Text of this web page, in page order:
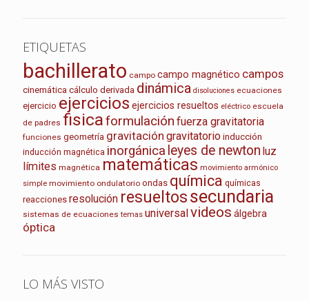
ETIQUETAS
bachillerato campo campo magnético campos
cinemática cálculo derivada dinámica disoluciones ecuaciones
ejercicio ejercicios ejercicios resueltos eléctrico escuela
de padres fisicaformulación fuerza gravitatoria
funciones geometría gravitación gravitatorio inducción
inducción magnética inorgánica leyes de newton luz
límites magnética matemáticas movimiento armónico
simple movimiento ondulatorio ondas química químicas
reacciones resolución resueltossecundaria
sistemas de ecuaciones temas universalvideos álgebra
óptica
LO MÁS VISTO